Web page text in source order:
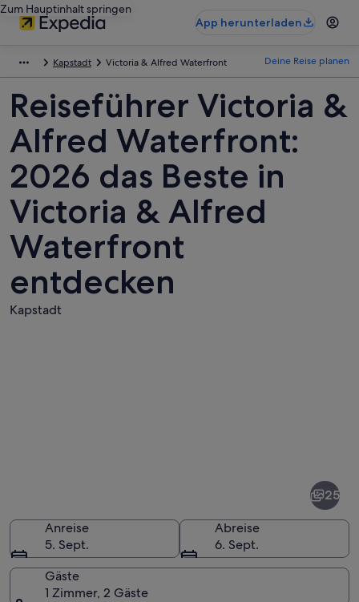
Zum Hauptinhalt springen
App herunterladen
Kapstadt Victoria & Alfred Waterfront Deine Reise planen
Reiseführer Victoria &
Alfred Waterfront:
2026 das Beste in
Victoria & Alfred
Waterfront
entdecken
Kapstadt
Alfred
Waterfront
25
Anreise
5. Sept.
Abreise
6. Sept.
Gäste
1 Zimmer, 2 Gäste